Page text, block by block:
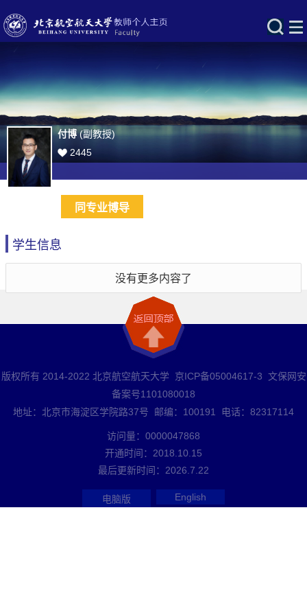
付博(副教授)
2445
同专业博导
学生信息
没有更多内容了
版权所有 2014-2022 北京航空航天大学 京ICP备05004617-3 文保网安
备案号1101080018
地址：北京市海淀区学院路37号 邮编：100191 电话：82317114
访问量： 0000047868
开通时间： 2018 10 15
最后更新时间： 2026 7 22
电脑版 English